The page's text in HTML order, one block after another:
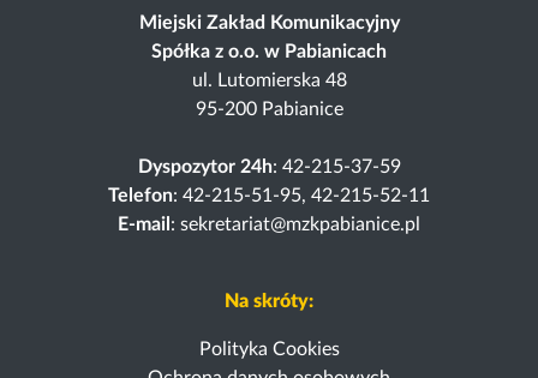
Miejski Zakład Komunikacyjny
Spółka z o.o. w Pabianicach
ul. Lutomierska 48
95-200 Pabianice
Dyspozytor 24h: 42-215-37-59
Telefon: 42-215-51-95, 42-215-52-11
E-mail : sekretariat@mzkpabianice.pl
Na skróty:
Polityka Cookies